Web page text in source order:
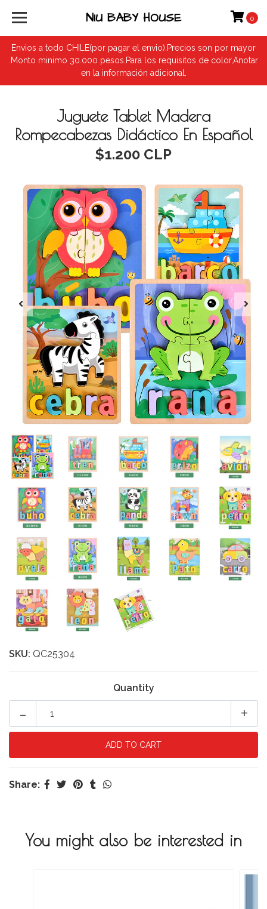
Envios a todo CHILE(por pagar el envio).Precios son por mayor
.Monto minimo 30.000 pesos.Para los requisitos de color,Anotar
en la información adicional.
NIU BABY HOUSE 0
Juguete Tablet Madera
Rompecabezas Didáctico En Español
$1.200 CLP
SKU: QC25304
Quantity
+
-
Share:
You might also be interested in